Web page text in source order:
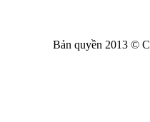
Bản quyền 2013 ©